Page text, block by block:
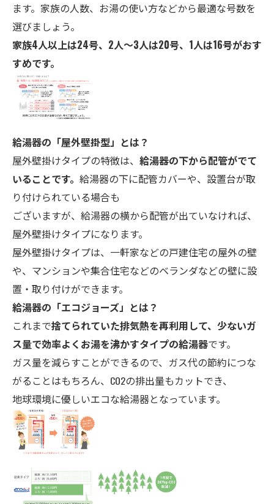
ます。家族の人数、お湯の使い方などから最適な号数を
選びましょう。
家族4人以上は24号、2人～3人は20号、1人は16号がおす
すめです。
給湯器の「屋外壁掛型」とは？
屋外壁掛けタイプの特徴は、 給湯器の下から配管がでて
いることです。 給湯器の下に配管カバーや、設置台が取
り付けられている場合も
ございますが、給湯器の横から配管が出ていなければ、
屋外壁掛けタイプになります。
屋外壁掛けタイプは、一軒家などの戸建住宅の屋外の壁
や、マンションや集合住宅などのベランダなどの壁に設
置・取り付けができます。
給湯器の「エコジョーズ」とは？
これまで捨てられていた排気熱を再利用して、少ないガ
ス量で効率よくお湯を沸かすタイプの給湯器です。
ガス量を減らすことができるので、ガス代の節約につな
がることはもちろん、CO2の排出量もカットでき、
地球環境に優しいエコな給湯器となっています。